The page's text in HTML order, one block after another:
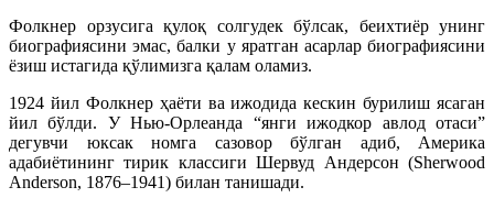
Фолкнер орзусига қулоқ солгудек бўлсак, беихтиёр унинг
биографиясини эмас, балки у яратган асарлар биографиясини
ёзиш истагида қўлимизга қалам оламиз.
1924 йил Фолкнер ҳаёти ва ижодида кескин бурилиш ясаган
йил бўлди. У Нью-Орлеанда “янги ижодкор авлод отаси”
дегувчи юксак номга сазовор бўлган адиб, Америка
адабиётининг тирик классиги Шервуд Андерсон (Sherwood
Anderson, 1876–1941) билан танишади.